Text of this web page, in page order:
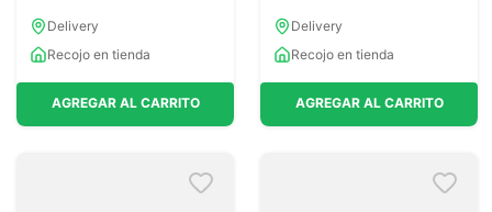
Delivery
Recojo en tienda
AGREGAR AL CARRITO
Delivery
Recojo en tienda
AGREGAR AL CARRITO